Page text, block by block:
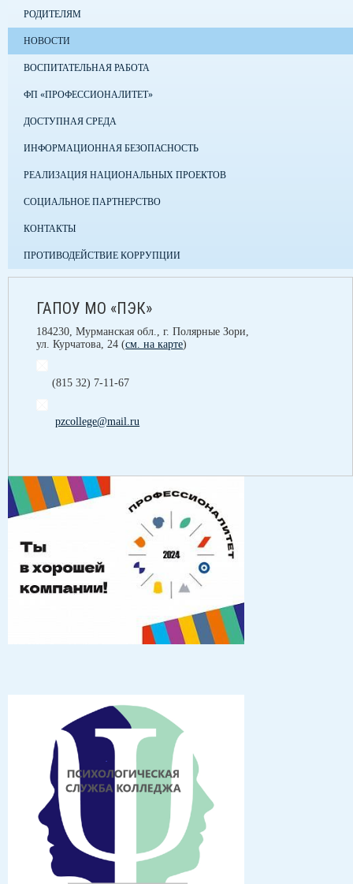
РОДИТЕЛЯМ
НОВОСТИ
ВОСПИТАТЕЛЬНАЯ РАБОТА
ФП «ПРОФЕССИОНАЛИТЕТ»
ДОСТУПНАЯ СРЕДА
ИНФОРМАЦИОННАЯ БЕЗОПАСНОСТЬ
РЕАЛИЗАЦИЯ НАЦИОНАЛЬНЫХ ПРОЕКТОВ
СОЦИАЛЬНОЕ ПАРТНЕРСТВО
КОНТАКТЫ
ПРОТИВОДЕЙСТВИЕ КОРРУПЦИИ
ГАПОУ МО «ПЭК»
184230, Мурманская обл., г. Полярные Зори,
ул. Курчатова, 24 (см. на карте)
(815 32) 7-11-67
pzcollege@mail.ru